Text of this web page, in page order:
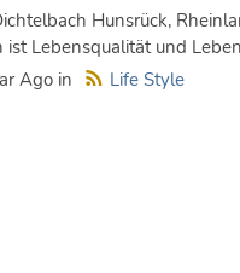
Hunsrück,
Lebensqualität und
Ago in
Life Style